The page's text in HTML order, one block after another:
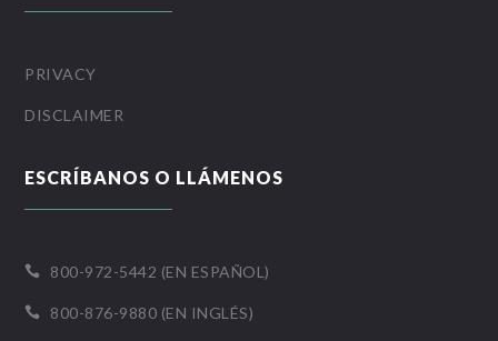
PRIVACY
DISCLAIMER
ESCRÍBANOS O LLÁMENOS
 800-972-5442 (EN ESPAÑOL)
 800-876-9880 (EN INGLÉS)